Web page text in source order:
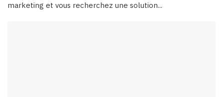
marketing et vous recherchez une solution...